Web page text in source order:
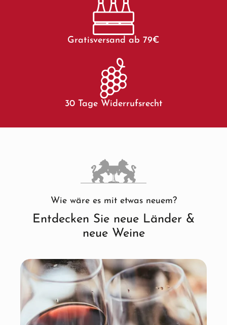
Gratisversand ab 79€
30 Tage Widerrufsrecht
Wie wäre es mit etwas neuem?
Entdecken Sie neue Länder &
neue Weine